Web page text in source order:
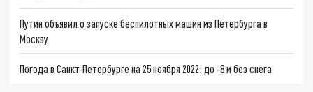
Путин объявил о запуске беспилотных машин из Петербурга в
Москву
Погода в Санкт-Петербурге на 25 ноября 2022: до -8 и без снега